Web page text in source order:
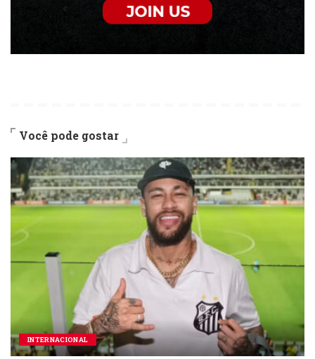
Você pode gostar
INTERNACIONAL